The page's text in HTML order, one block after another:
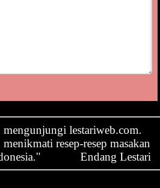
mengunjungi lestariweb.com.
resep-resep masakan
Endang Lestari